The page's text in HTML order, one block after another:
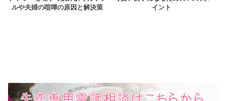
ルや夫婦の喧嘩の原因と解決策
イント